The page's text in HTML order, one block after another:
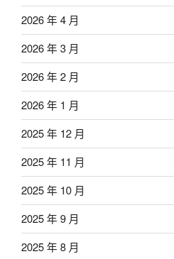
2026 年 4 月
2026 年 3 月
2026 年 2 月
2026 年 1 月
2025 年 12 月
2025 年 11 月
2025 年 10 月
2025 年 9 月
2025 年 8 月